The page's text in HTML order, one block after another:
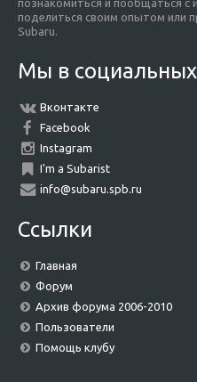
познакомиться и пообщаться
поделиться своим опытом или
Subaru.
Мы в социальных
Вконтакте
Facebook
Instagram
I'm a Subarist
info@subaru.spb.ru
Ссылки
Главная
Форум
Архив форума 2006-2010
Пользователи
Помощь клубу